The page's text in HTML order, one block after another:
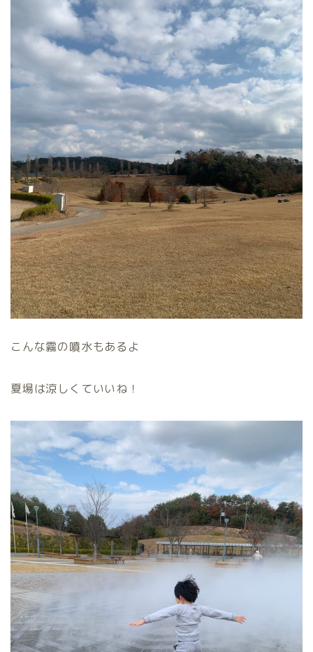
こんな霧の噴水もあるよ
夏場は涼しくていいね！